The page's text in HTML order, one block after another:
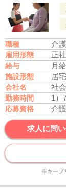
職種 介
雇用形態 正
給与 月
施設形態 居
会社名 社
勤務時間 1）
応募資格
求人に問い
※キープ